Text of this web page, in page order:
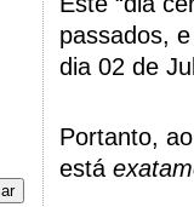
passados,
dia 02 de
Portanto,
está